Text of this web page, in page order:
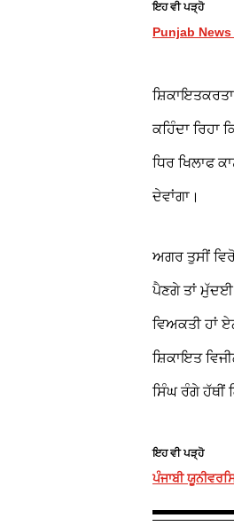
ਇਹ ਵੀ ਪੜ੍ਹੋ
Punjab
ਕਹਿੰਦਾ ਰਿਹਾ
ਧਿਰ ਖਿਲਾਫ
ਦੇਵਾਂਗਾ।
ਅਗਰ ਤੁਸੀਂ
ਪੈਣਗੇ ਤਾਂ ਮੁੱਦਈ
ਵਿਅਕਤੀ ਹਾਂ
ਸ਼ਿਕਾਇਤ
ਸਿੰਘ ਰੰਗੇ ਹੱਥੀਂ
ਇਹ ਵੀ ਪੜ੍ਹੋ
ਪੰਜਾਬੀ